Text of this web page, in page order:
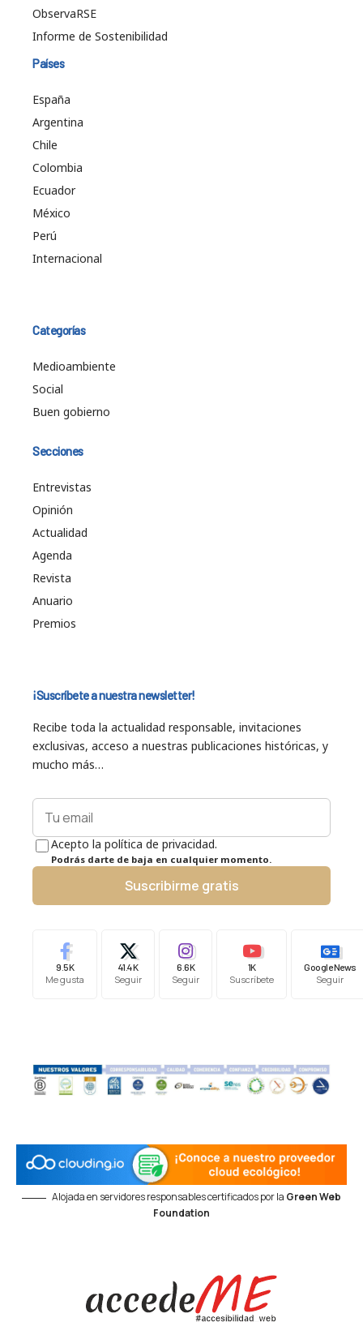
ObservaRSE
Informe de Sostenibilidad
Países
España
Argentina
Chile
Colombia
Ecuador
México
Perú
Internacional
Categorías
Medioambiente
Social
Buen gobierno
Secciones
Entrevistas
Opinión
Actualidad
Agenda
Revista
Anuario
Premios
¡Suscríbete a nuestra newsletter!
Recibe toda la actualidad responsable, invitaciones
exclusivas, acceso a nuestras publicaciones históricas, y
mucho más…
Acepto la política de privacidad.
Podrás darte de baja en cualquier momento.
Suscribirme gratis
9.5K
Me gusta
41.4K
Seguir
6.6K
Seguir
1K
Suscríbete
Google News
Seguir
Alojada en servidores responsables certificados por la Green Web
Foundation